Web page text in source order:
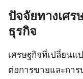
ปัจจัยทางเศ
ธุรกิจ
เศรษฐกิจที่เปลี่ยนแ
ต่อการขายและการ